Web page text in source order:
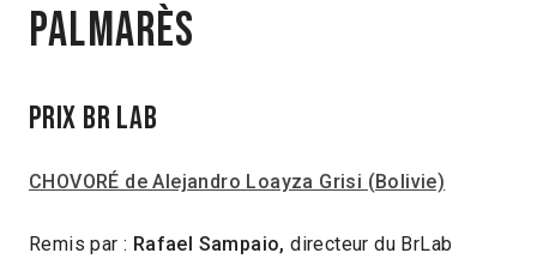
Palmarès
PRIX BR LAB
CHOVORÉ de Alejandro Loayza Grisi (Bolivie)
Remis par : Rafael Sampaio,directeur du BrLab